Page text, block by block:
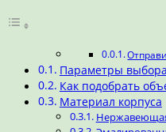
Параметры выбора
Как подобрать
Материал корпуса